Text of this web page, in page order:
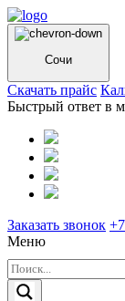
Сочи
Cкачать прайс
Быстрый ответ в
Заказать звонок
Меню